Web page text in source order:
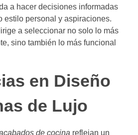
a hacer decisiones informadas
estilo personal y aspiraciones.
a seleccionar no solo lo más
sino también lo más funcional
en Diseño
de Lujo
de cocina reflejan un